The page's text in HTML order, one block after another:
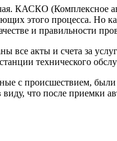
КАСКО (Комплексное
этого процесса. Но
и правильности
все акты и счета за
технического
с происшествием,
что после приемки